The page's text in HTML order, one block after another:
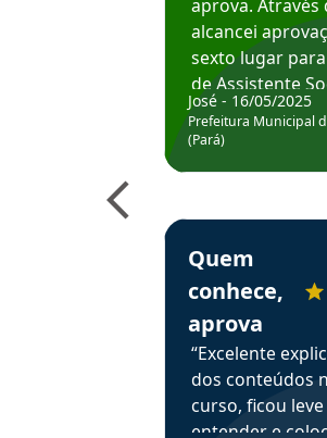
aprova. Através
alcancei
sexto lugar
de Assistente
Hoje estou
Prefeitura de
José - 16/05/2025
Prefeitura Municipal
(Pará)
Estudante Elais
Quem
conhece,
aprova
“Excelente
dos conteúdos
curso, ficou
entender e